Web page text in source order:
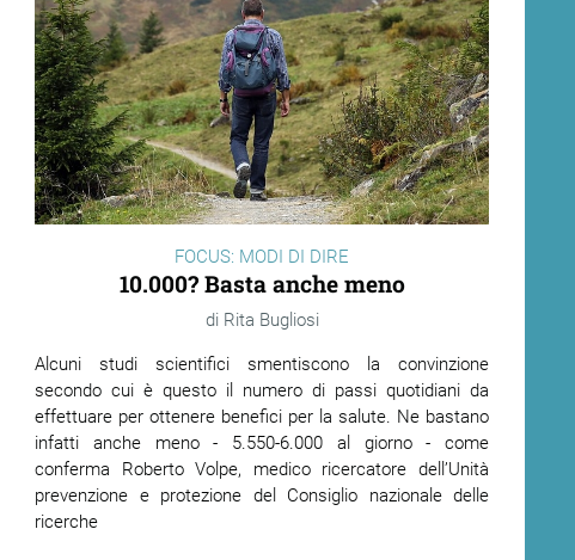
FOCUS: MODI DI DIRE
10.000? Basta anche meno
Rita Bugliosi
Alcuni studi scientifici smentiscono la convinzione
secondo cui è questo il numero di passi quotidiani da
effettuare per ottenere benefici per la salute. Ne bastano
infatti anche meno - 5.550-6.000 al giorno - come
conferma Roberto Volpe, medico ricercatore dell’Unità
prevenzione e protezione del Consiglio nazionale delle
ricerche